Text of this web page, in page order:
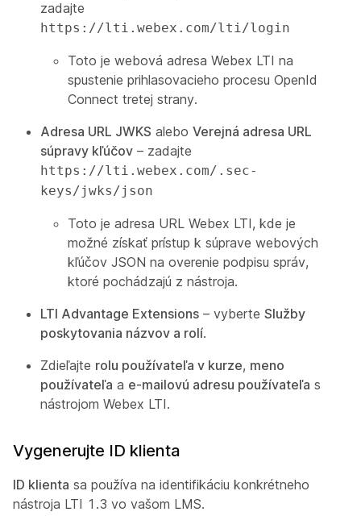
zadajte
https://lti.webex.com/lti/login
Toto je webová adresa Webex LTI na
spustenie prihlasovacieho procesu OpenId
Connect tretej strany.
Adresa URL JWKS alebo Verejná adresa URL
súpravy kľúčov – zadajte
https://lti.webex.com/.sec-
keys/jwks/json
Toto je adresa URL Webex LTI, kde je
možné získať prístup k súprave webových
kľúčov JSON na overenie podpisu správ,
ktoré pochádzajú z nástroja.
LTI Advantage Extensions – vyberte Služby
poskytovania názvov a rolí.
Zdieľajte rolu používateľa v kurze, meno
používateľa a e-mailovú adresu používateľa s
nástrojom Webex LTI.
Vygenerujte ID klienta
ID klienta sa používa na identifikáciu konkrétneho
nástroja LTI 1.3 vo vašom LMS.